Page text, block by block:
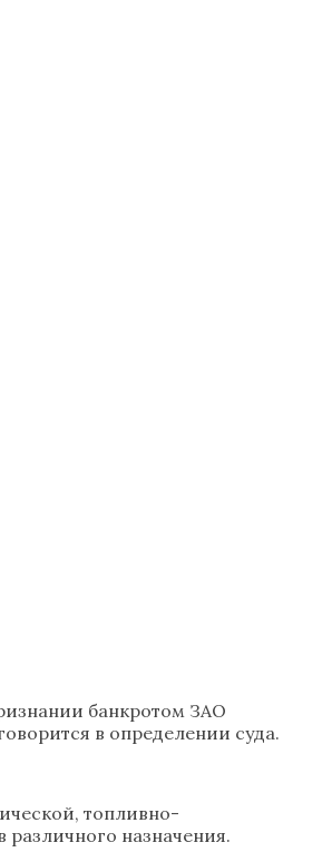
банкротом ЗАО
в определении суда.
топливно-
различного назначения.